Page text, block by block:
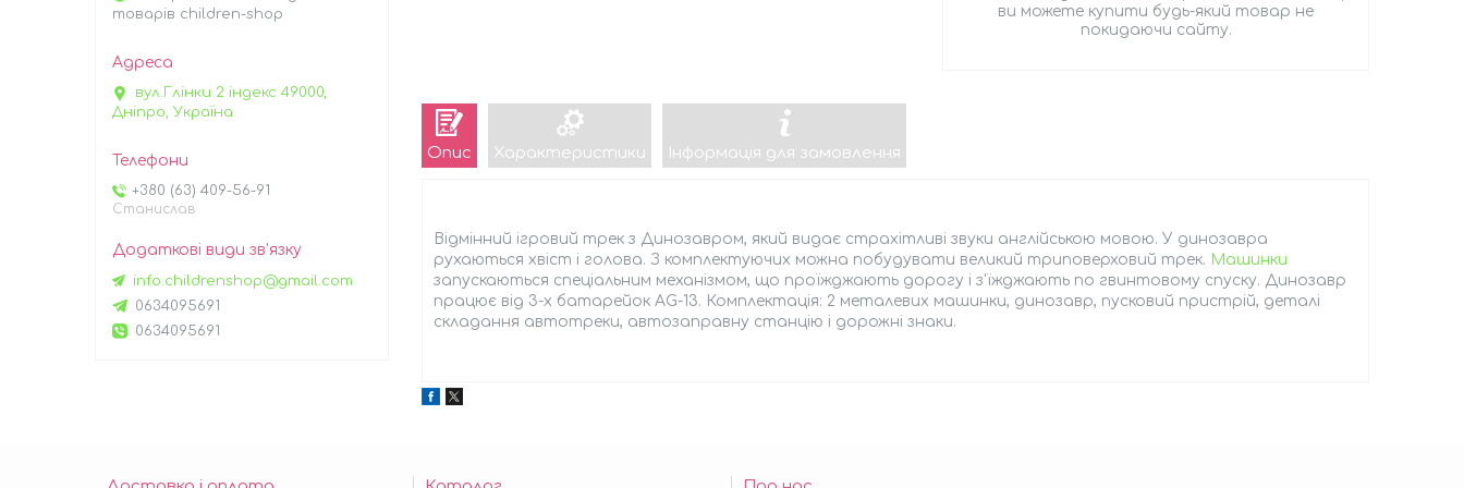
ви можете купити будь-який товар не
покидаючи сайту.
Опис Характеристики Інформація для замовлення
Відмінний ігровий трек з Динозавром, який видає страхітливі звуки англійською мовою. У динозавра
рухаються хвіст і голова. З комплектуючих можна побудувати великий триповерховий трек. Машинки
запускаються спеціальним механізмом, що проїжджають дорогу і з'їжджають по гвинтовому спуску. Динозавр
працює від 3-х батарейок AG-13. Комплектація: 2 металевих машинки, динозавр, пусковий пристрій, деталі
складання автотреки, автозаправну станцію і дорожні знаки.
товарів children-shop
вул.Глінки 2 індекс 49000,
Дніпро, Україна
+380 (63) 409-56-91
Станислав
info.childrenshop@gmail.com
0634095691
0634095691